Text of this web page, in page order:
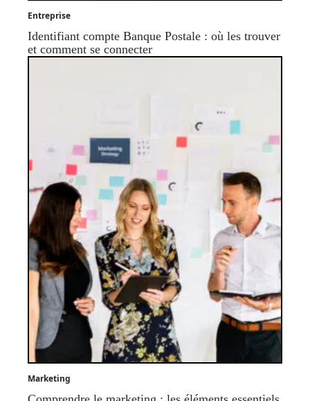
Entreprise
Identifiant compte Banque Postale : où les trouver
et comment se connecter
Marketing